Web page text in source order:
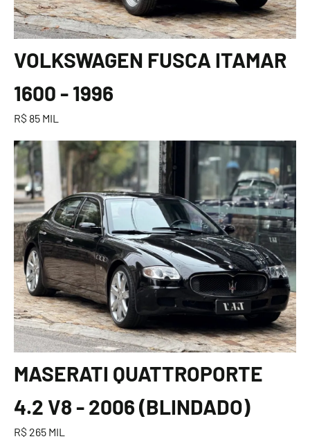
VOLKSWAGEN FUSCA ITAMAR
1600 - 1996
R$ 85 MIL
MASERATI QUATTROPORTE
4.2 V8 - 2006 (BLINDADO)
R$ 265 MIL